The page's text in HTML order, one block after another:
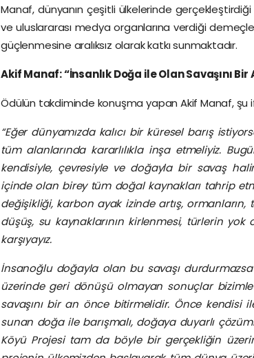
Manaf, dünyanın çeşitli ülkelerinde
ve uluslararası medya organlarına verdiği demeçler
güçlenmesine aralıksız olarak katkı sunmaktadır.
Akif Manaf: “İnsanlık Doğa ile Olan Savaşını
Ödülün takdiminde konuşma yapan Akif Manaf, şu
“Eğer dünyamızda kalıcı bir küresel barış
tüm alanlarında kararlılıkla inşa etmeliyiz.
kendisiyle, çevresiyle ve doğayla bir savaş
içinde olan birey tüm doğal kaynakları tahrip
değişikliği, karbon ayak izinde artış,
düşüş, su kaynaklarının kirlenmesi, türlerin
karşıyayız.
İnsanoğlu doğayla olan bu savaşı
üzerinde geri dönüşü olmayan sonuçlar
savaşını bir an önce bitirmelidir. Önce kendisi
sunan doğa ile barışmalı, doğaya duyarlı
Köyü Projesi tam da böyle bir gerçekliğin